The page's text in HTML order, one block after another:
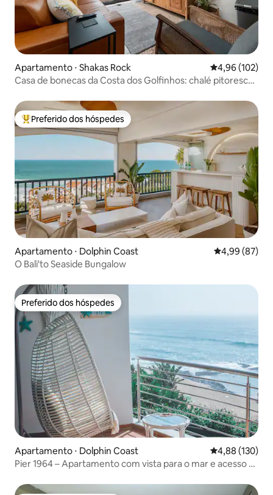
Apartamento ⋅ Shakas Rock 4,96 de uma
4,96 (102)
Casa de bonecas da Costa dos Golfinhos: chalé pitoresco
Entre os melhores preferidos dos hóspedes
Preferido dos hóspedes
Apartamento ⋅ Dolphin Coast 4,99 de uma
4,99 (87)
O Bali'to Seaside Bungalow
Preferido dos hóspedes
Preferido dos hóspedes
Apartamento ⋅ Dolphin Coast 4,88 de uma
4,88 (130)
Pier 1964 – Apartamento com vista para o mar e acesso à